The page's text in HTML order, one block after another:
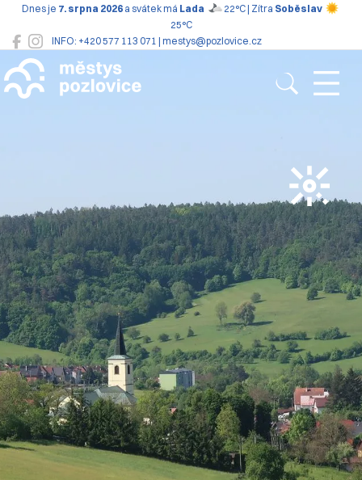
INFO: +420 577 113 071 | mestys@pozlovice.cz
Dnes je 7. srpna 2026 a svátek má Lada 22°C | Zítra Soběslav
25°C
Pozlovice